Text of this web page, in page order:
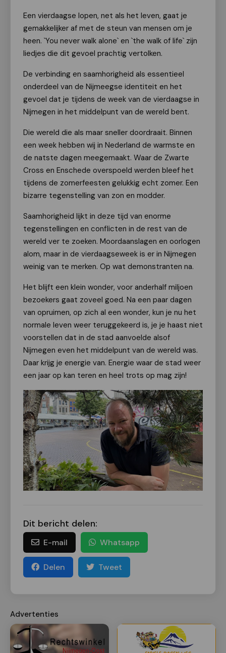
Een vierdaagse lopen, net als het leven, gaat je
gemakkelijker af met de steun van mensen om je
heen. `You never walk alone` en `the walk of life` zijn
liedjes die dit gevoel prachtig vertolken.
De verbinding en saamhorigheid als essentieel
onderdeel van de Nijmeegse identiteit en het
gevoel dat je tijdens de week van de vierdaagse in
Nijmegen in het middelpunt van de wereld bent.
Die wereld die als maar sneller doordraait. Binnen
een week hebben wij in Nederland de warmste en
de natste dagen meegemaakt. Waar de Zwarte
Cross en Enschede overspoeld werden bleef het
tijdens de zomerfeesten gelukkig echt zomer. Een
bizarre tegenstelling van zon en modder.
Saamhorigheid lijkt in deze tijd van enorme
tegenstellingen en conflicten in de rest van de
wereld ver te zoeken. Moordaanslagen en oorlogen
alom, maar in de vierdaagseweek is er in Nijmegen
weinig van te merken. Op wat demonstranten na.
Het blijft een klein wonder, voor anderhalf miljoen
bezoekers gaat zoveel goed. Na een paar dagen
van opruimen, op zich al een wonder, kun je nu het
normale leven weer teruggekeerd is, je je haast niet
voorstellen dat in de stad aanvoelde alsof
Nijmegen even het middelpunt van de wereld was.
Daar krijg je energie van. Energie waar de stad weer
een jaar op kan teren en heel trots op mag zijn!
Dit bericht delen:
E-mail Whatsapp
Delen Tweet
Advertenties